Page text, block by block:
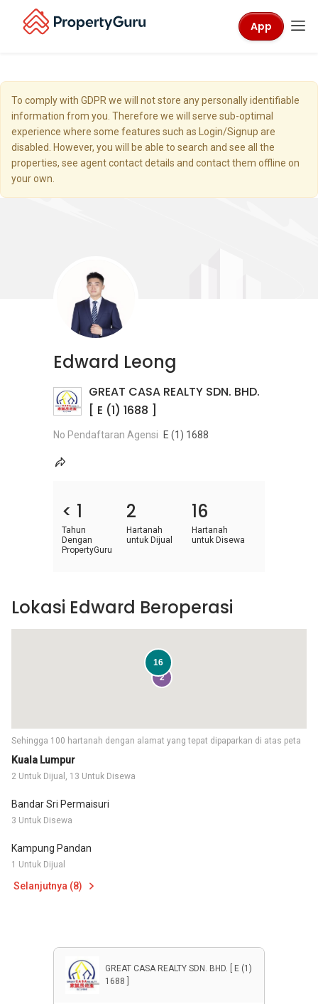
App
To comply with GDPR we will not store any personally identifiable
information from you. Therefore we will serve sub-optimal
experience where some features such as Login/Signup are
disabled. However, you will be able to search and see all the
properties, see agent contact details and contact them offline on
your own.
Edward Leong
GREAT CASA REALTY SDN. BHD.
[ E (1) 1688 ]
No Pendaftaran Agensi E (1) 1688
< 1
Tahun
Dengan
PropertyGuru
2
Hartanah
untuk Dijual
16
Hartanah
untuk Disewa
Kuala Lumpur
2 Untuk Dijual, 13 Untuk Disewa
Bandar Sri Permaisuri
3 Untuk Disewa
Kampung Pandan
1 Untuk Dijual
Selanjutnya (8)
Sehingga 100 hartanah dengan alamat yang tepat dipaparkan di atas peta
2
16
Lokasi Edward Beroperasi
GREAT CASA REALTY SDN. BHD. [ E (1)
1688 ]